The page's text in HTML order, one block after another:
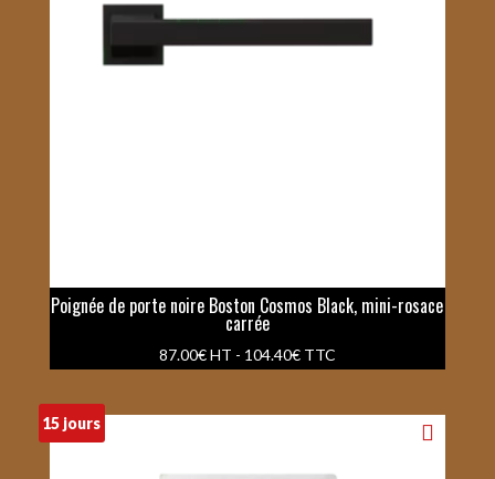
Poignée de porte noire Boston Cosmos Black, mini-rosace
carrée
87.00€HT - 104.40€TTC
15 jours